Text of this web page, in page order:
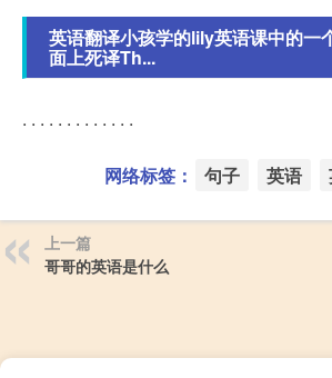
英语翻译小孩学的lily英语课中的一
面上死译Th...
. . . . . . . . . . . . .
网络标签： 句子 英语
上一篇
哥哥的英语是什么